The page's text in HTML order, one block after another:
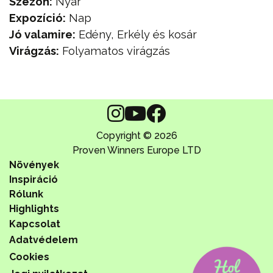
Expozíció: Nap
Jó valamire: Edény, Erkély és kosár
Virágzás: Folyamatos virágzás
Copyright © 2026
Proven Winners Europe LTD
Növények
Inspiráció
Rólunk
Adatvédelem
Cookies
Highlights
Kapcsolat